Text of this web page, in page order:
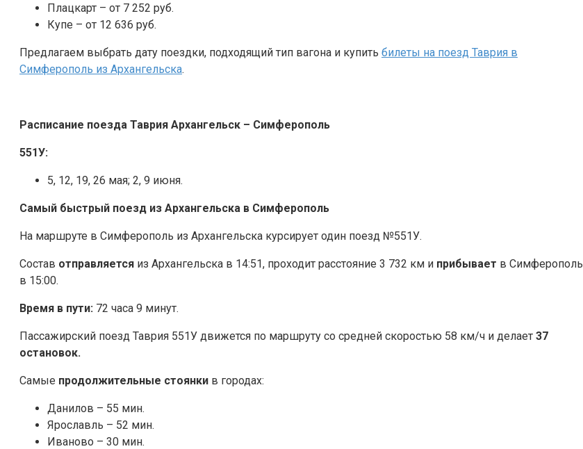
Плацкарт – от 7 252 руб.
Купе – от 12 636 руб.
Предлагаем выбрать дату поездки, подходящий тип вагона и купить билеты на поезд Таврия в
Симферополь из Архангельска.
Расписание поезда Таврия Архангельск – Симферополь
551У:
5, 12, 19, 26 мая; 2, 9 июня.
Самый быстрый поезд из Архангельска в Симферополь
На маршруте в Симферополь из Архангельска курсирует один поезд №551У.
Состав отправляется из Архангельска в 14:51, проходит расстояние 3 732 км и прибывает в Симферополь
в 15:00.
Время в пути: 72 часа 9 минут.
Пассажирский поезд Таврия 551У движется по маршруту со средней скоростью 58 км/ч и делает 37
остановок.
Самые продолжительные стоянки в городах:
Данилов – 55 мин.
Ярославль – 52 мин.
Иваново – 30 мин.